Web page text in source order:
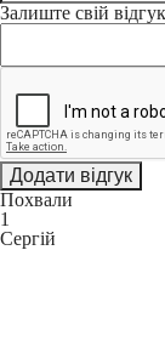
Залиште свій відгук
Додати відгук
Похвали
1
Сергій